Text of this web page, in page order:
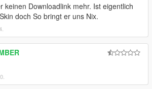
using the contents of this archive you
terms:
this or a modified version for public
Changing textures is allowed for personal
laws prohibited use of the content of this
keinen Downloadlink mehr. Ist eigentlich
doch So bringt er uns Nix.